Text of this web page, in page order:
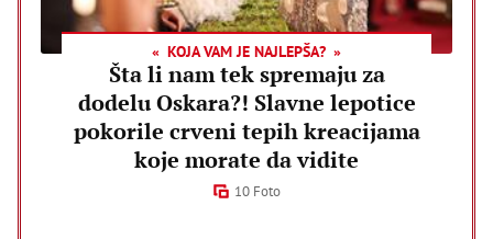
KOJA VAM JE NAJLEPŠA?
Šta li nam tek spremaju za
dodelu Oskara?! Slavne lepotice
pokorile crveni tepih kreacijama
koje morate da vidite
10 Foto